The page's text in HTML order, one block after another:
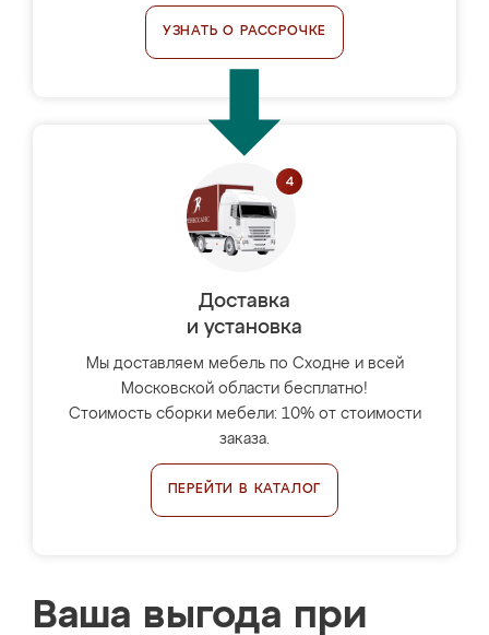
УЗНАТЬ О РАССРОЧКЕ
Доставка
и установка
Мы доставляем мебель по Сходне и всей
Московской области бесплатно!
Стоимость сборки мебели: 10% от стоимости
заказа.
ПЕРЕЙТИ В КАТАЛОГ
Ваша выгода при